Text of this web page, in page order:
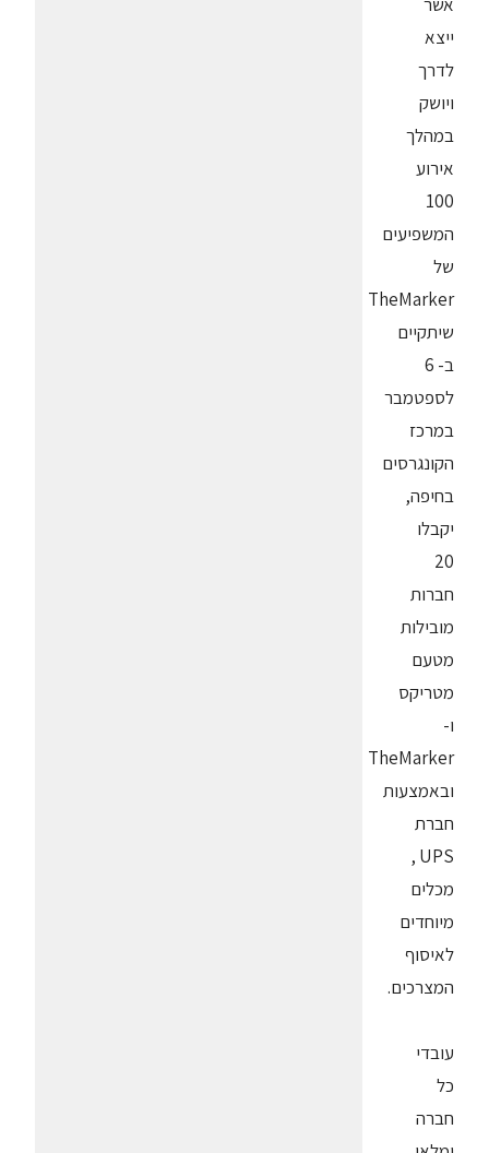
ייצא
לדרך
ויושק
במהלך
אירוע
100
המשפיעים
של
TheMarker
שיתקיים
ב- 6
לספטמבר
במרכז
הקונגרסים
בחיפה,
יקבלו
20
חברות
מובילות
מטעם
מטריקס
ו-
TheMarker
ובאמצעות
חברת
UPS ,
מכלים
מיוחדים
לאיסוף
המצרכים.
עובדי
כל
חברה